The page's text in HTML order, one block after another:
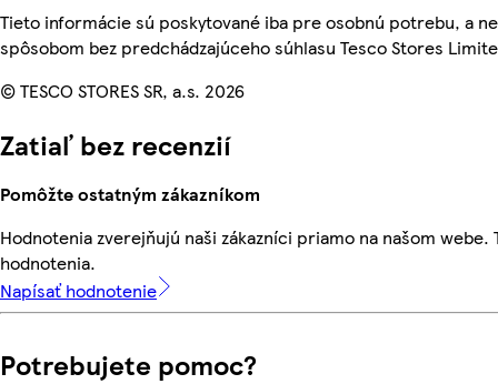
Tieto informácie sú poskytované iba pre osobnú potrebu, a
spôsobom bez predchádzajúceho súhlasu Tesco Stores
© TESCO STORES SR, a.s. 2026
Zatiaľ bez recenzií
Pomôžte ostatným zákazníkom
Hodnotenia zverejňujú naši zákazníci priamo na našom
hodnotenia.
Napísať hodnotenie
Potrebujete pomoc?